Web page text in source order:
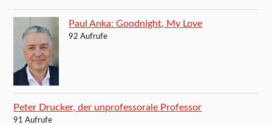
Paul Anka: Goodnight, My Love
92 Aufrufe
Peter Drucker, der unprofessorale Professor
91 Aufrufe